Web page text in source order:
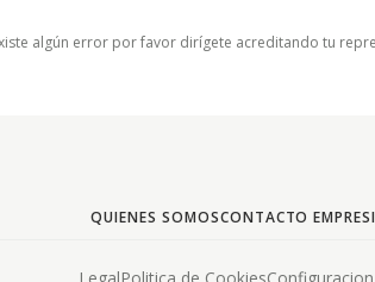
algún error por favor dirígete acreditando tu
QUIENES SOMOSCONTACTO